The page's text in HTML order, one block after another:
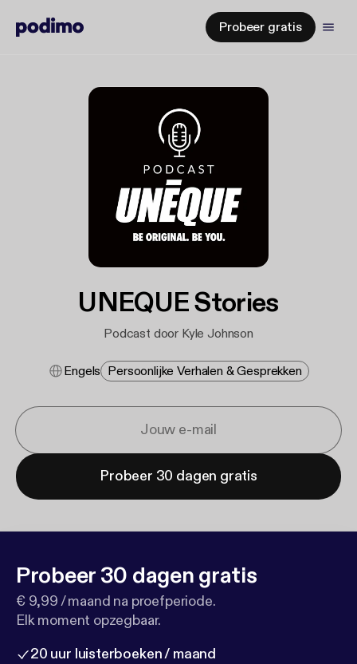
Probeer gratis
UNEQUE Stories
Podcast door Kyle Johnson
Engels Persoonlijke Verhalen & Gesprekken
Probeer 30 dagen gratis
Probeer 30 dagen gratis
€ 9,99 / maand na proefperiode.
Elk moment opzegbaar.
20 uur luisterboeken / maand